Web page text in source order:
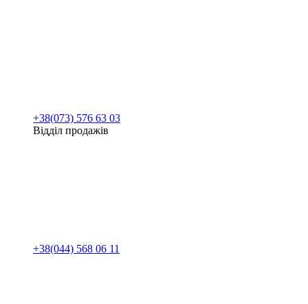
+38(073) 576 63 03
Відділ продажів
+38(044) 568 06 11